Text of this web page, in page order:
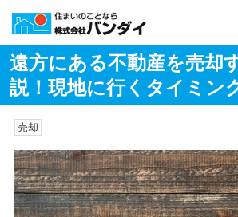
遠方にある不動産を売却
説！現地に行くタイミン
売却